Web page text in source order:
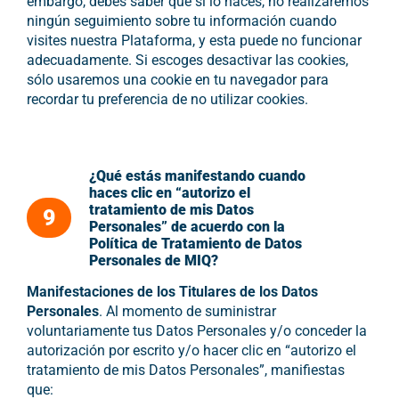
ningún seguimiento sobre tu información cuando
visites nuestra Plataforma, y esta puede no funcionar
adecuadamente. Si escoges desactivar las cookies,
sólo usaremos una cookie en tu navegador para
recordar tu preferencia de no utilizar cookies.
9
¿Qué estás manifestando cuando
haces clic en “autorizo el
tratamiento de mis Datos
Personales” de acuerdo con la
Política de Tratamiento de Datos
Personales de MIQ?
Manifestaciones de los Titulares de los Datos
Personales. Al momento de suministrar
voluntariamente tus Datos Personales y/o conceder la
autorización por escrito y/o hacer clic en “autorizo el
tratamiento de mis Datos Personales”, manifiestas
que: